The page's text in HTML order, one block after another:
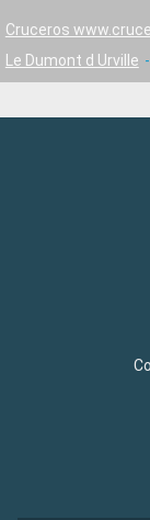
Cruceros
Le Dumont d Urville